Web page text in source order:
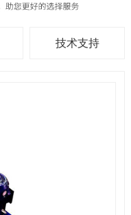
技术支持